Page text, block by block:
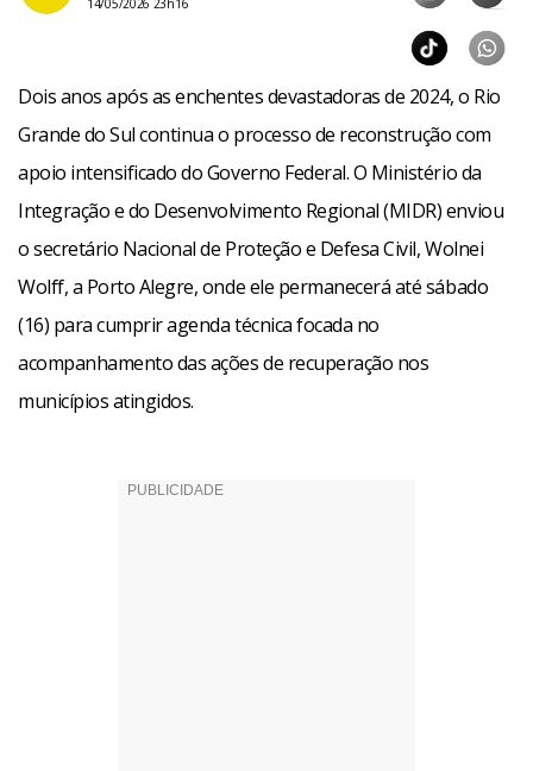
Dois anos após as enchentes devastadoras de 2024, o Rio
Grande do Sul continua o processo de reconstrução com
apoio intensificado do Governo Federal. O Ministério da
Integração e do Desenvolvimento Regional (MIDR) enviou
o secretário Nacional de Proteção e Defesa Civil, Wolnei
Wolff, a Porto Alegre, onde ele permanecerá até sábado
(16) para cumprir agenda técnica focada no
acompanhamento das ações de recuperação nos
municípios atingidos.